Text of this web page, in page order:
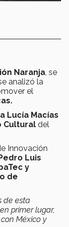
Naranja, se
analizó la
el
Lucía Macías
Cultural del
Innovación
Luis
y
de
de esta
primer lugar,
México y